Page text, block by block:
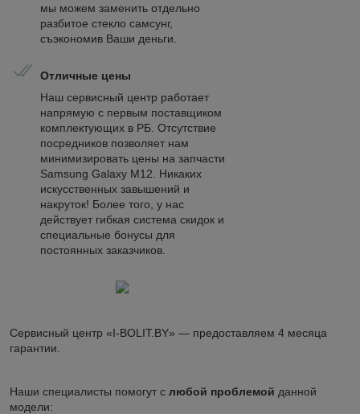
мы можем заменить отдельно
разбитое стекло самсунг,
съэкономив Ваши деньги.
Отличные цены
Наш сервисный центр работает
напрямую с первым поставщиком
комплектующих в РБ. Отсутствие
посредников позволяет нам
минимизировать цены на запчасти
Samsung Galaxy M12. Никаких
искусственных завышений и
накруток! Более того, у нас
действует гибкая система скидок и
специальные бонусы для
постоянных заказчиков.
Сервисный центр «I-BOLIT.BY» — предоставляем 4 месяца
гарантии.
Наши специалисты помогут с любой проблемой данной
модели: